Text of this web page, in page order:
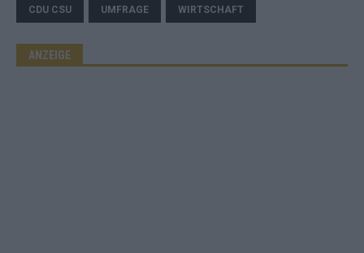
CDU CSU UMFRAGE WIRTSCHAFT
ANZEIGE